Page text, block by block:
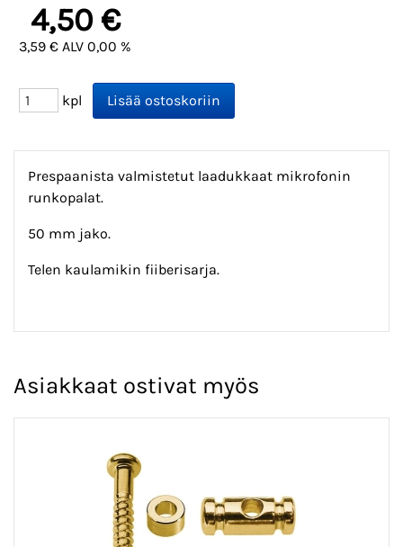
4,50 €
3,59 € ALV 0,00 %
kpl
Prespaanista valmistetut laadukkaat mikrofonin
runkopalat.
50 mm jako.
Telen kaulamikin fiiberisarja.
Asiakkaat ostivat myös